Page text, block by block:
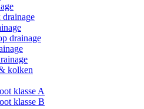
drainage
drainage
kolken
klasse A
klasse B